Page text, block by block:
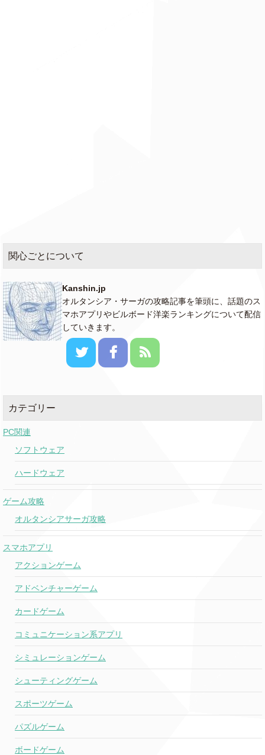
関心ごとについて
Kanshin.jp
オルタンシア・サーガの攻略記事を筆頭に、話題のス
マホアプリやビルボード洋楽ランキングについて配信
していきます。
カテゴリー
PC関連
ソフトウェア
ハードウェア
ゲーム攻略
オルタンシアサーガ攻略
スマホアプリ
アクションゲーム
アドベンチャーゲーム
カードゲーム
コミュニケーション系アプリ
シミュレーションゲーム
シューティングゲーム
スポーツゲーム
パズルゲーム
ボードゲーム